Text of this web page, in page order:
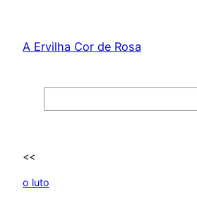
content
A Ervilha Cor de Rosa
<<
o luto